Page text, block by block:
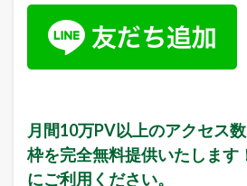
o
n
売
れ
筋
ン
グ
3.4
月間10万PV以上のアクセス
枠を完全無料提供いたします
にご利用ください。